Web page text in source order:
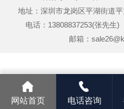
地址：深圳市龙岗区平湖街道
电话：13808837253(张先生
邮箱：
网站首页 电话咨询